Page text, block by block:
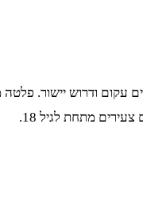
עקום ודרוש יישור.
מתחת לגיל 18.